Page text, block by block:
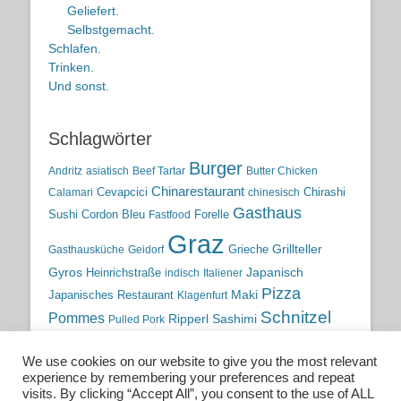
Geliefert.
Selbstgemacht.
Schlafen.
Trinken.
Und sonst.
Schlagwörter
Andritz asiatisch Beef Tartar Burger Butter Chicken
Calamari Cevapcici Chinarestaurant chinesisch Chirashi
Sushi Cordon Bleu Fastfood Forelle Gasthaus
Gasthausküche Geidorf Graz Grieche Grillteller
Gyros Heinrichstraße indisch Italiener Japanisch
Japanisches Restaurant Klagenfurt Maki Pizza
Pommes Pulled Pork Ripperl Sashimi Schnitzel
traditionelle Küche Traditionsgasthaus Vulkanland
Wien Wild österreichische Küche
We use cookies on our website to give you the most relevant
experience by remembering your preferences and repeat
visits. By clicking “Accept All”, you consent to the use of ALL